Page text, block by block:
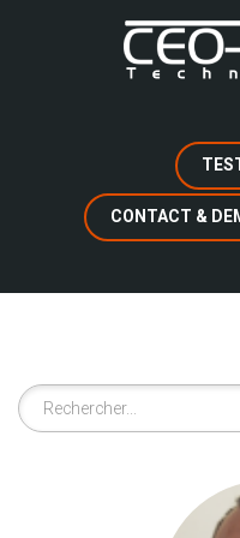
CONTACT &
Rechercher